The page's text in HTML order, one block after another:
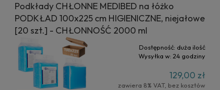
Podkłady CHŁONNE MEDIBED na łóżko
PODKŁAD 100x225 cm HIGIENICZNE, niejałowe
[20 szt.] - CHŁONNOŚĆ 2000 ml
Dostępność: duża ilość
Wysyłka w: 24 godziny
129,00 zł
zawiera 8% VAT, bez kosztów